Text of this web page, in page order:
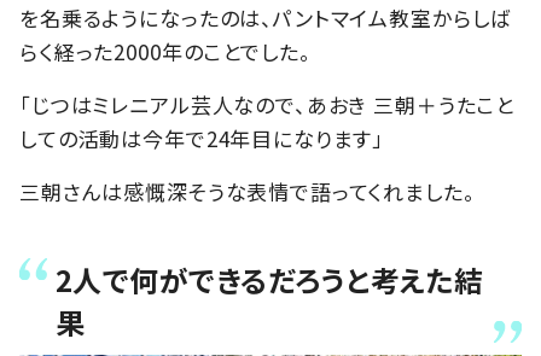
を名乗るようになったのは、パントマイム教室からしば
らく経った2000年のことでした。
「じつはミレニアル芸人なので、あおき 三朝＋うたこと
しての活動は今年で24年目になります」
三朝さんは感慨深そうな表情で語ってくれました。
2人で何ができるだろうと考えた結
果